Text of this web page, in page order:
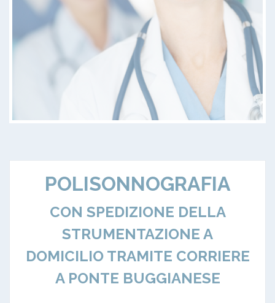
POLISONNOGRAFIA
CON SPEDIZIONE DELLA
STRUMENTAZIONE A
DOMICILIO TRAMITE CORRIERE
A PONTE BUGGIANESE